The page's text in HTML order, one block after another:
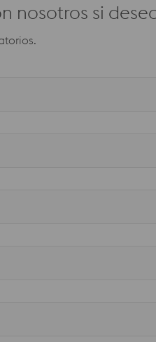
nosotros si